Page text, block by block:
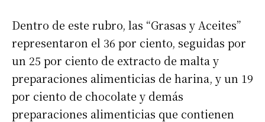
Dentro de este rubro, las “Grasas y Aceites”
representaron el 36 por ciento, seguidas por
un 25 por ciento de extracto de malta y
preparaciones alimenticias de harina, y un 19
por ciento de chocolate y demás
preparaciones alimenticias que contienen